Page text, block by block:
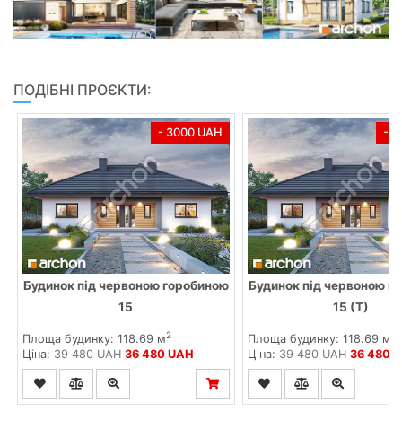
ПОДІБНІ ПРОЄКТИ:
- 3000 UAH
Будинок під червоною горобиною
15
Площа будинку: 118.69 м2
Ціна: 39 480 UAH 36 480 UAH
-
Будинок під червоною
15 (Т)
Площа будинку: 118.69 м
Ціна:39 480 UAH 36 480